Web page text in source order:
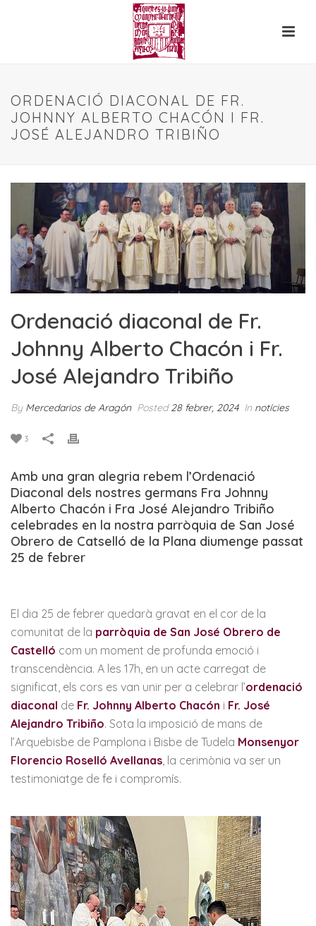
ORDENACIÓ DIACONAL DE FR.
JOHNNY ALBERTO CHACÓN I FR.
JOSÉ ALEJANDRO TRIBIÑO
Ordenació diaconal de Fr.
Johnny Alberto Chacón i Fr.
José Alejandro Tribiño
By Mercedarios de Aragón Posted28 febrer, 2024 In notícies
3
Amb una gran alegria rebem l’Ordenació
Diaconal dels nostres germans Fra Johnny
Alberto Chacón i Fra José Alejandro Tribiño
celebrades en la nostra parròquia de San José
Obrero de Catselló de la Plana diumenge passat
25 de febrer
El dia 25 de febrer quedarà gravat en el cor de la
comunitat de la parròquia de San José Obrero de
Castelló com un moment de profunda emoció i
transcendència. A les 17h, en un acte carregat de
significat, els cors es van unir per a celebrar l’ordenació
diaconal de Fr. Johnny Alberto Chacón i Fr. José
Alejandro Tribiño. Sota la imposició de mans de
l’Arquebisbe de Pamplona i Bisbe de Tudela Monsenyor
Florencio Roselló Avellanas , la cerimònia va ser un
testimoniatge de fe i compromís.